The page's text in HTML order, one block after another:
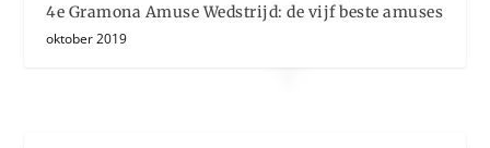
4e Gramona Amuse Wedstrijd: de vijf beste amuses
oktober 2019